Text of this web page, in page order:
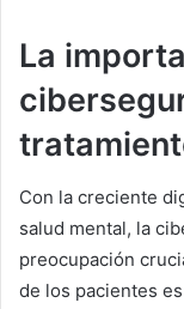
La
Con la creciente
salud mental, la
preocupación
de los pacientes